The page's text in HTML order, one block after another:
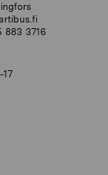
883 3716